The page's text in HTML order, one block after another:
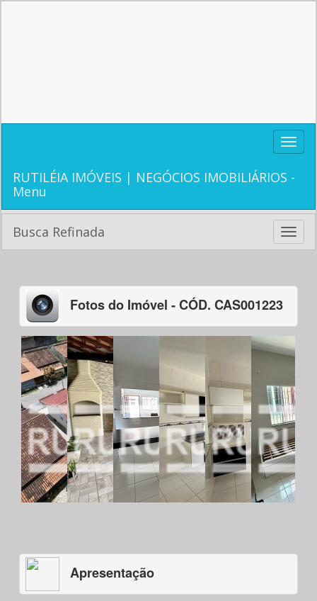
Toggle
RUTILÉIA IMÓVEIS | NEGÓCIOS IMOBILIÁRIOS -
Menu
Toggle
Busca Refinada
Fotos do Imóvel - CÓD. CAS001223
Apresentação